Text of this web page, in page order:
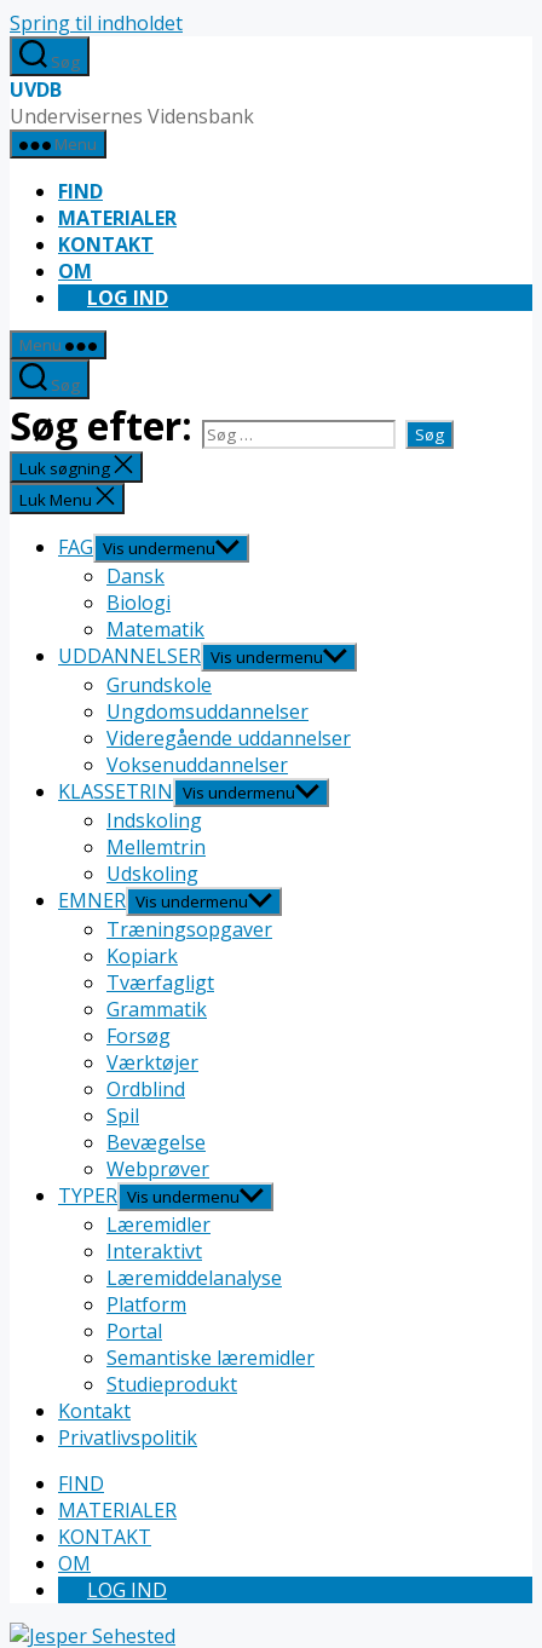
Spring til indholdet
Søg
UVDB
Undervisernes Vidensbank
Menu
FIND
MATERIALER
KONTAKT
OM
LOG IND
Menu
Søg
Søg efter:
Luk søgning
Luk Menu
FAG Vis undermenu
Dansk
Biologi
Matematik
UDDANNELSER Vis undermenu
Grundskole
Ungdomsuddannelser
Videregående uddannelser
Voksenuddannelser
KLASSETRIN Vis undermenu
Indskoling
Mellemtrin
Udskoling
EMNER Vis undermenu
Træningsopgaver
Kopiark
Tværfagligt
Grammatik
Forsøg
Værktøjer
Ordblind
Spil
Bevægelse
Webprøver
TYPER Vis undermenu
Læremidler
Interaktivt
Læremiddelanalyse
Platform
Portal
Semantiske læremidler
Studieprodukt
Kontakt
Privatlivspolitik
FIND
MATERIALER
KONTAKT
OM
LOG IND